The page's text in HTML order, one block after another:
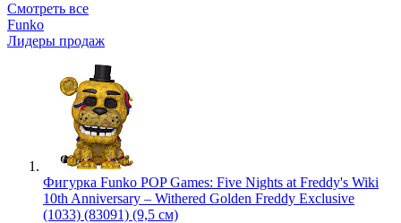
Смотреть все
Funko
Лидеры продаж
Фигурка Funko POP Games: Five Nights at Freddy's Wiki
10th Anniversary – Withered Golden Freddy Exclusive
(1033) (83091) (9,5 см)